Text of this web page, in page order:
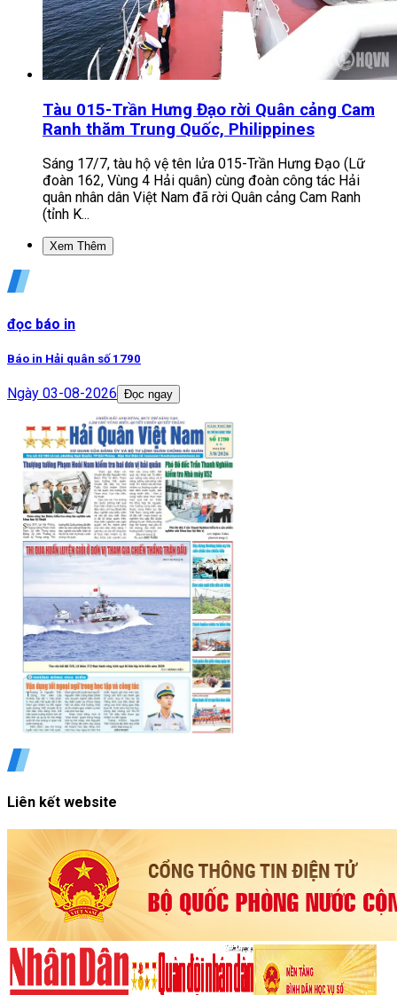
Tàu 015-Trần Hưng Đạo rời Quân cảng Cam
Ranh thăm Trung Quốc, Philippines
Sáng 17/7, tàu hộ vệ tên lửa 015-Trần Hưng Đạo (Lữ
đoàn 162, Vùng 4 Hải quân) cùng đoàn công tác Hải
quân nhân dân Việt Nam đã rời Quân cảng Cam Ranh
(tỉnh K...
Xem Thêm
đọc báo in
Báo in Hải quân số 1790
Ngày 03-08-2026 Đọc ngay
Liên kết website